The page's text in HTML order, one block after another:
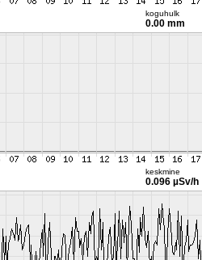
koguhulk
0.00 mm
keskmine
0.096 µSv/h